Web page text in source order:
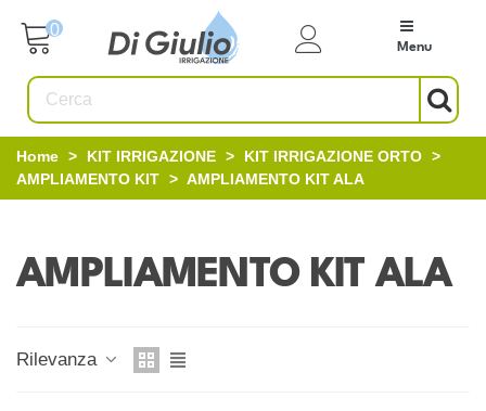
0
Menu
Home > KIT IRRIGAZIONE > KIT IRRIGAZIONE ORTO >
AMPLIAMENTO KIT > AMPLIAMENTO KIT ALA
AMPLIAMENTO KIT ALA
Rilevanza